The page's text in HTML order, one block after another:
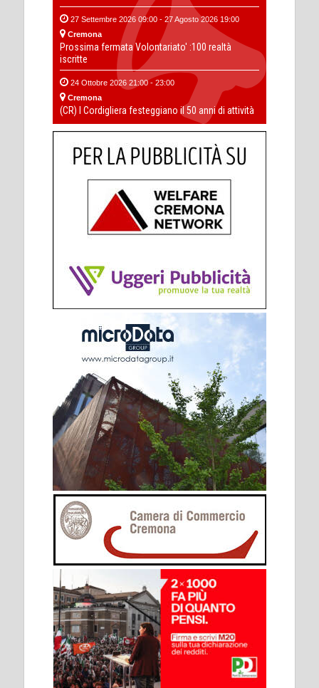
27 Settembre 2026 09:00 - 27 Agosto 2026 19:00
Cremona
Prossima fermata Volontariato' :100 realtà
iscritte
24 Ottobre 2026 21:00 - 23:00
Cremona
(CR) I Cordigliera festeggiano il 50 anni di attività